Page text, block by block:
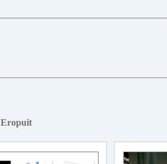
Eropuit